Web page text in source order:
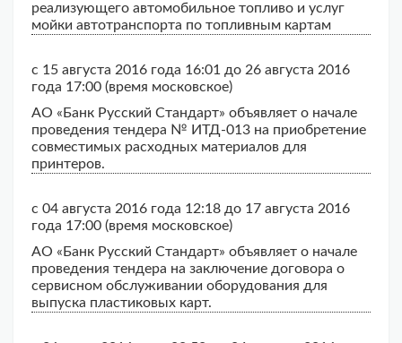
реализующего автомобильное топливо и услуг
мойки автотранспорта по топливным картам
с 15 августа 2016 года 16:01 до 26 августа 2016
года 17:00 (время московское)
АО «Банк Русский Стандарт» объявляет о начале
проведения тендера № ИТД-013 на приобретение
совместимых расходных материалов для
принтеров.
с 04 августа 2016 года 12:18 до 17 августа 2016
года 17:00 (время московское)
АО «Банк Русский Стандарт» объявляет о начале
проведения тендера на заключение договора о
сервисном обслуживании оборудования для
выпуска пластиковых карт.